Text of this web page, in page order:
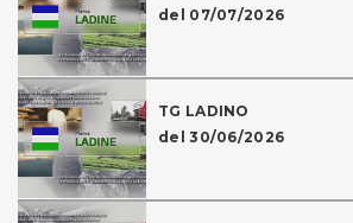
del 07/07/2026
TG LADINO
del 30/06/2026